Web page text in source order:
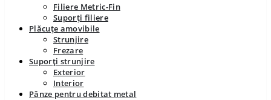
Filiere Metric-Fin
Suporți filiere
Plăcuțe amovibile
Strunjire
Frezare
Suporți strunjire
Exterior
Interior
Pânze pentru debitat metal